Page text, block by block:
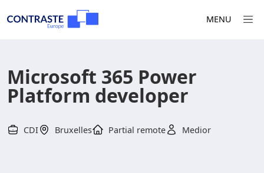
MENU
Microsoft 365 Power
Platform developer
CDI Bruxelles Partial remote Medior